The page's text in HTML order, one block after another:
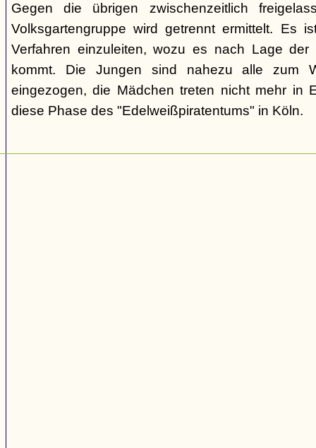
Gegen die übrigen zwischenzeitlich
Volksgartengruppe wird getrennt ermittelt. Es
Verfahren einzuleiten, wozu es nach Lage
kommt. Die Jungen sind nahezu alle zum
eingezogen, die Mädchen treten nicht mehr in
diese Phase des "Edelweißpiratentums" in Köln.